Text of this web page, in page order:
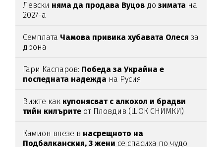
Левски няма да продава Вуцов дозимата на
2027-а
Семплата Чамова привика хубавата Олеся за
дрона
Гари Каспаров: Победа за Украйна е
последната надежда на Русия
Вижте как купонясват с алкохол и брадви
тийн килърите от Пловдив (ШОК СНИМКИ)
Камион влезе в насрещното на
Подбалканския, 3 жени се спасиха по чудо